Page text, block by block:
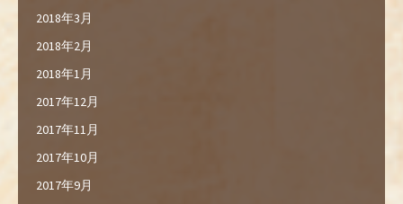
2018年3月
2018年2月
2018年1月
2017年12月
2017年11月
2017年10月
2017年9月